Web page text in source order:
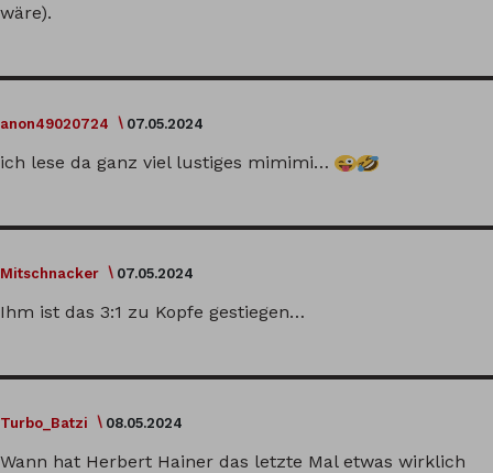
wäre).
anon49020724 07.05.2024
ich lese da ganz viel lustiges mimimi…
Mitschnacker 07.05.2024
Ihm ist das 3:1 zu Kopfe gestiegen…
Turbo_Batzi 08.05.2024
Wann hat Herbert Hainer das letzte Mal etwas wirklich